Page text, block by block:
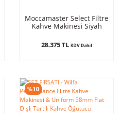
Moccamaster Select Filtre
Kahve Makinesi Siyah
28.375 TL KDV Dahil
%10